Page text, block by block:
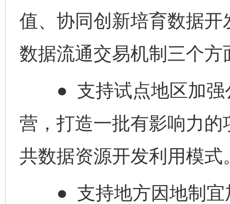
值、协同创新培育数据
数据流通交易机制三个方
● 支持试点地区加强
营，打造一批有影响力
共数据资源开发利用模式
● 支持地方因地制宜